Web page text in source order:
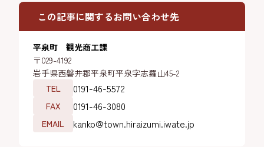
この記事に関するお問い合わせ先
平泉町 観光商工課
〒029-4192
岩手県西磐井郡平泉町平泉字志羅山45-2
TEL
0191-46-5572
FAX 0191-46-3080
EMAIL kanko@town.hiraizumi.iwate.jp